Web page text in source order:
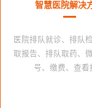
智慧医院解决
医院排队就诊、排队
取报告、排队取药、
号、缴费、查看